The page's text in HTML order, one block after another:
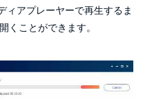
ィアプレーヤーで再生するま
くことができます。